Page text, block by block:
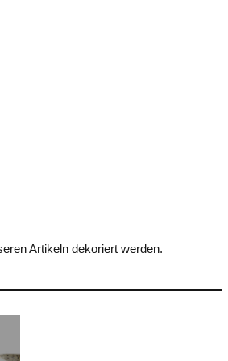
Artikeln dekoriert werden.